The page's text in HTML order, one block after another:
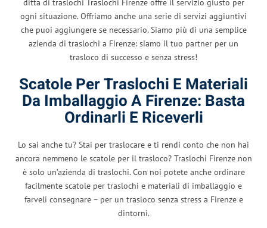
ditta di traslochi Traslochi Firenze offre il servizio giusto per
ogni situazione. Offriamo anche una serie di servizi aggiuntivi
che puoi aggiungere se necessario. Siamo più di una semplice
azienda di traslochi a Firenze: siamo il tuo partner per un
trasloco di successo e senza stress!
Scatole Per Traslochi E Materiali
Da Imballaggio A Firenze: Basta
Ordinarli E Riceverli
Lo sai anche tu? Stai per traslocare e ti rendi conto che non hai
ancora nemmeno le scatole per il trasloco? Traslochi Firenze non
è solo un’azienda di traslochi. Con noi potete anche ordinare
facilmente scatole per traslochi e materiali di imballaggio e
farveli consegnare – per un trasloco senza stress a Firenze e
dintorni.